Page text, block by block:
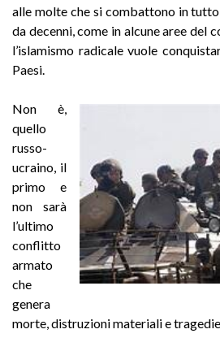
alle molte che si combattono in
da decenni, come in alcune aree del
l’islamismo radicale vuole
Paesi.
Non è,
quello
russo-
ucraino, il
primo e
non sarà
l’ultimo
conflitto
armato
che
genera
morte, distruzioni materiali e tragedie